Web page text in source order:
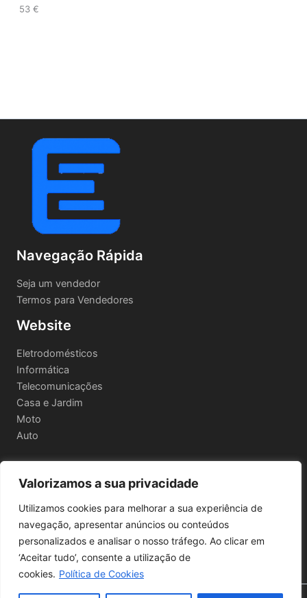
Valorizamos a sua privacidade
Utilizamos cookies para melhorar a sua experiência de
navegação, apresentar anúncios ou conteúdos
personalizados e analisar o nosso tráfego. Ao clicar em
‘Aceitar tudo’, consente a utilização de
cookies. Política de Cookies
53 €
Navegação Rápida
Seja um vendedor
Termos para Vendedores
Website
Eletrodomésticos
Informática
Telecomunicações
Casa e Jardim
Moto
Auto
Informações Legais
Política de privacidade
Termos e Condições
Política de Envio e Devoluções